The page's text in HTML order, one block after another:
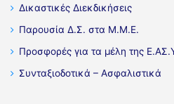
Δικαστικές Διεκδικήσεις
Παρουσία Δ.Σ. στα Μ.Μ.Ε.
Προσφορές για τα μέλη της
Συνταξιοδοτικά – Ασφαλιστικά